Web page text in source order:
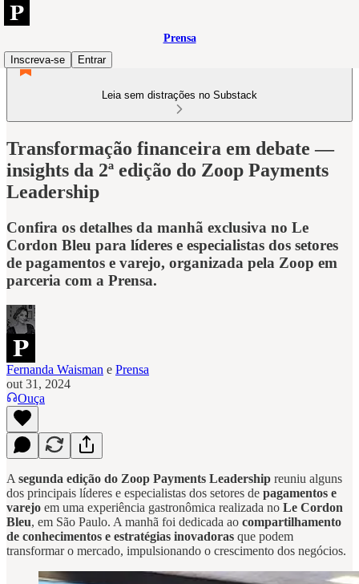
Prensa
Inscreva-se
Entrar
Leia sem distrações no Substack
Transformação financeira em debate —
insights da 2ª edição do Zoop Payments
Leadership
Confira os detalhes da manhã exclusiva no Le
Cordon Bleu para líderes e especialistas dos setores
de pagamentos e varejo, organizada pela Zoop em
parceria com a Prensa.
Fernanda Waisman e Prensa
out 31, 2024
Ouça
A segunda edição do Zoop Payments Leadership reuniu alguns
dos principais líderes e especialistas dos setores de pagamentos e
varejo em uma experiência gastronômica realizada no Le Cordon
Bleu, em São Paulo. A manhã foi dedicada ao compartilhamento
de conhecimentos e estratégias inovadoras que podem
transformar o mercado, impulsionando o crescimento dos negócios.